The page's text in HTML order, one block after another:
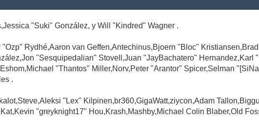
"Suki" González, y Will "Kindred" Wagner .
Rydhé,Aaron van Geffen,Antechinus,Bjoern "Bloc"
"Sesquipedalian" Stovell,Juan "JayBachatero"
"Thantos" Miller,Norv,Peter "Arantor" Spicer,Selman
.
"Lex" Kilpinen,br360,GigaWatt,ziycon,Adam
"greyknight17" Hou,Krash,Mashby,Michael Colin Blaber,Old